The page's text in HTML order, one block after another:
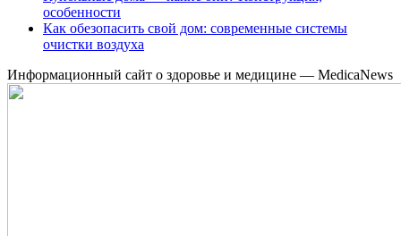
особенности
Как обезопасить свой дом: современные системы
очистки воздуха
Информационный сайт о здоровье и медицине — MedicaNews